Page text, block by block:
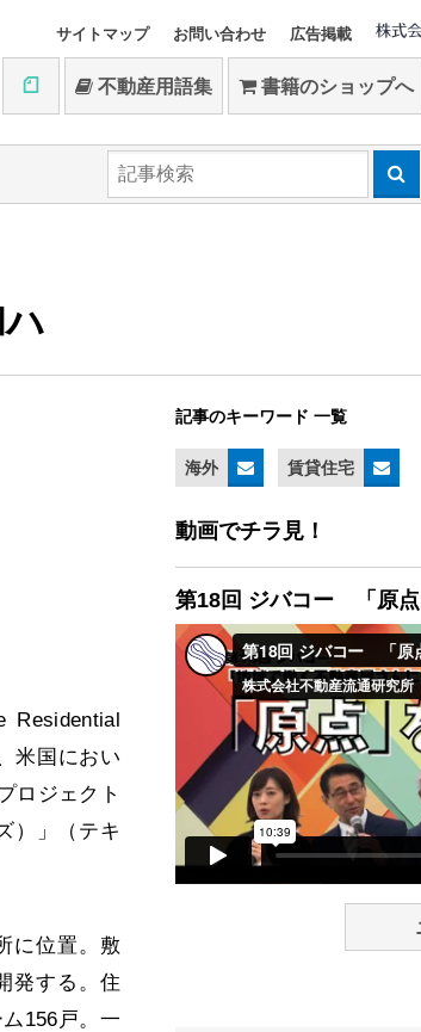
サイトマップ お問い合わせ 広告掲載
不動産用語集 書籍のショップへ
米国におい
ロジェクト
）」（テキ
に位置。敷
発する。住
156戸。一
記事のキーワード 一覧
海外 賃貸住宅
動画でチラ見！
第18回 ジバコー 「原点